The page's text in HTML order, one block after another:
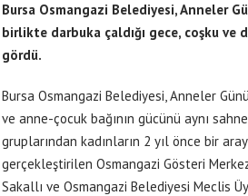
Bursa Osmangazi Belediyesi, Anneler
birlikte darbuka çaldığı gece, coşku
gördü.
Bursa Osmangazi Belediyesi, Anneler
ve anne-çocuk bağının gücünü aynı
gruplarından kadınların 2 yıl önce bir
gerçekleştirilen Osmangazi Gösteri
Sakallı ve Osmangazi Belediyesi Meclis